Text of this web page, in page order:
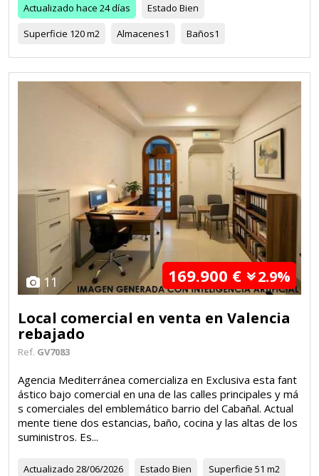
Actualizado hace 24 días Estado Bien
Superficie 120 m2 Almacenes1 Baños1
11 169.900 € 2.9%
Local comercial en venta en Valencia
rebajado
Ref. GV7083
Agencia Mediterránea comercializa en Exclusiva esta fant
ástico bajo comercial en una de las calles principales y má
s comerciales del emblemático barrio del Cabañal. Actual
mente tiene dos estancias, baño, cocina y las altas de los
suministros. Es...
Actualizado 28/06/2026 Estado Bien Superficie 51 m2